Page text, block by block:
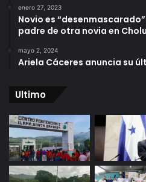
enero 27, 2023
Novio es
padre de otra novia en
mayo 2, 2024
Ariela Cáceres anuncia su
Ultimo